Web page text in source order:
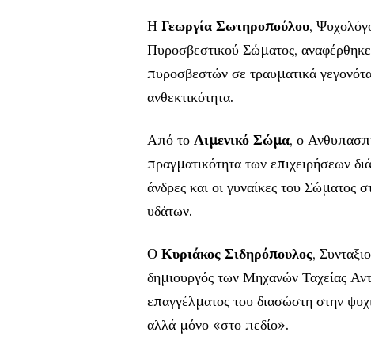
Η Γεωργία Σωτηροπούλου,
Πυροσβεστικού Σώματος,
πυροσβεστών σε τραυματικά
ανθεκτικότητα.
Από το Λιμενικό Σώμα, ο
πραγματικότητα των επιχειρήσεων
άνδρες και οι γυναίκες του Σώματος
υδάτων.
Ο Κυριάκος Σιδηρόπουλος,
δημιουργός των Μηχανών Ταχείας
επαγγέλματος του διασώστη στην
αλλά μόνο «στο πεδίο».